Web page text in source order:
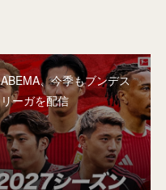
ABEMA、今季もブンデス
リーガを配信